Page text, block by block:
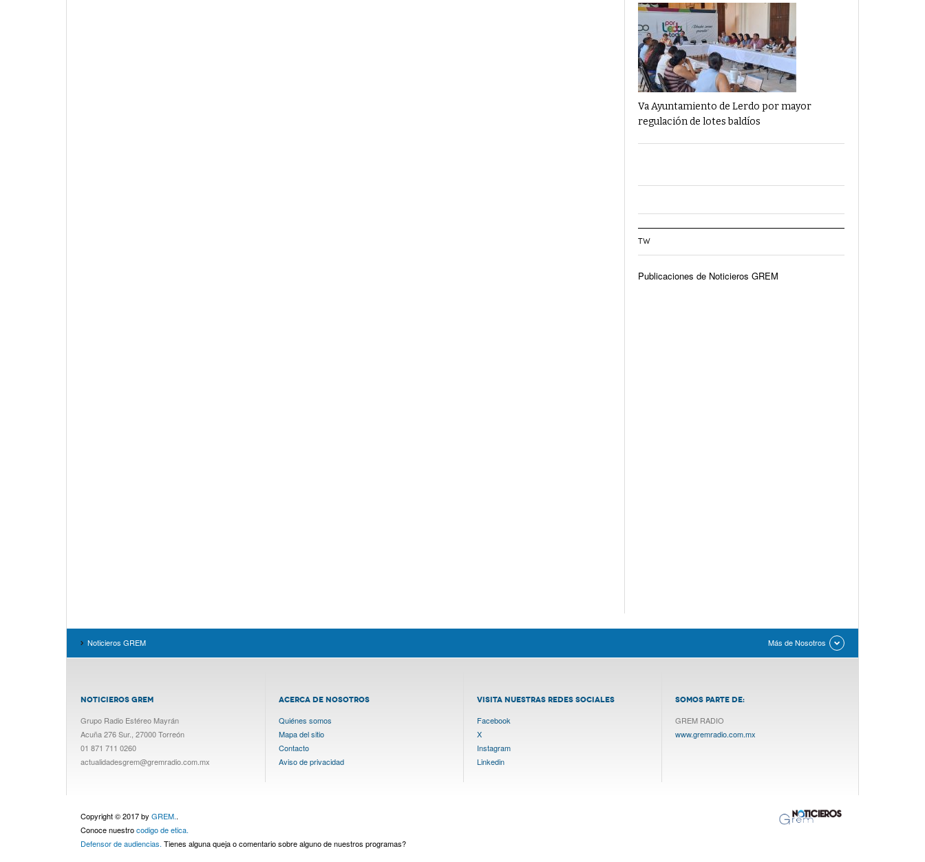
Va Ayuntamiento de Lerdo por mayor
regulación de lotes baldíos
TW
Publicaciones de Noticieros GREM
Noticieros GREM Más de Nosotros
NOTICIEROS GREM
Grupo Radio Estéreo Mayrán
Acuña 276 Sur., 27000 Torreón
01 871 711 0260
actualidadesgrem@gremradio.com.mx
ACERCA DE NOSOTROS
Quiénes somos
Mapa del sitio
Contacto
Aviso de privacidad
VISITA NUESTRAS REDES SOCIALES
Facebook
X
Instagram
Linkedin
SOMOS PARTE DE:
GREM RADIO
www.gremradio.com.mx
Copyright © 2017 by GREM..
Conoce nuestrocodigo de etica.
Defensor de audiencias. Tienes alguna queja o comentario sobre alguno de nuestros programas?